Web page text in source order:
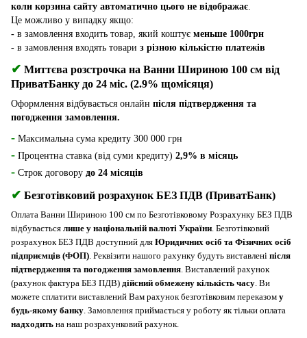
коли корзина сайту автоматично цього не відображає
Це можливо у випадку якщо:
- в замовлення входить товар, який коштує меньше 1000грн
- в замовлення входять товари з різною кількістю платежів
✔ Миттєва розстрочка на Ванни Шириною 100 см від
ПриватБанку до 24 міс. (2.9% щомісяця)
Оформлення відбувається онлайн після підтвердження та
погодження замовлення.
- Максимальна сума кредиту 300 000 грн
- Процентна ставка (від суми кредиту) 2,9% в місяць
- Строк договору до 24 місяців
✔ Безготівковий розрахунок БЕЗ ПДВ (ПриватБанк)
Оплата Ванни Шириною 100 см по Безготівковому Розрахунку БЕЗ ПДВ
відбувається лише у національній валюті України. Безготівковий
розрахунок БЕЗ ПДВ доступний для Юридичних осіб та Фізичних осіб
підприємців (ФОП). Реквізити нашого рахунку будуть виставлені після
підтвердження та погодження замовлення. Виставлений рахунок
(рахунок фактура БЕЗ ПДВ) дійсний обмежену кількість часу. Ви
можете сплатити виставлений Вам рахунок безготівковим переказом у
будь-якому банку. Замовлення приймається у роботу як тільки оплата
надходить на наш розрахунковий рахунок.